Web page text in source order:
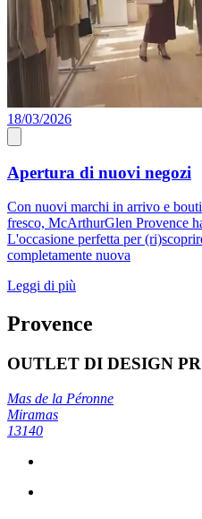
18/03/2026
Apertura di nuovi negozi
Con nuovi marchi in arrivo e
fresco, McArthurGlen Provence
L'occasione perfetta per
completamente nuova
Leggi di più
Provence
OUTLET DI DESIGN
Mas de la Péronne
Miramas
13140